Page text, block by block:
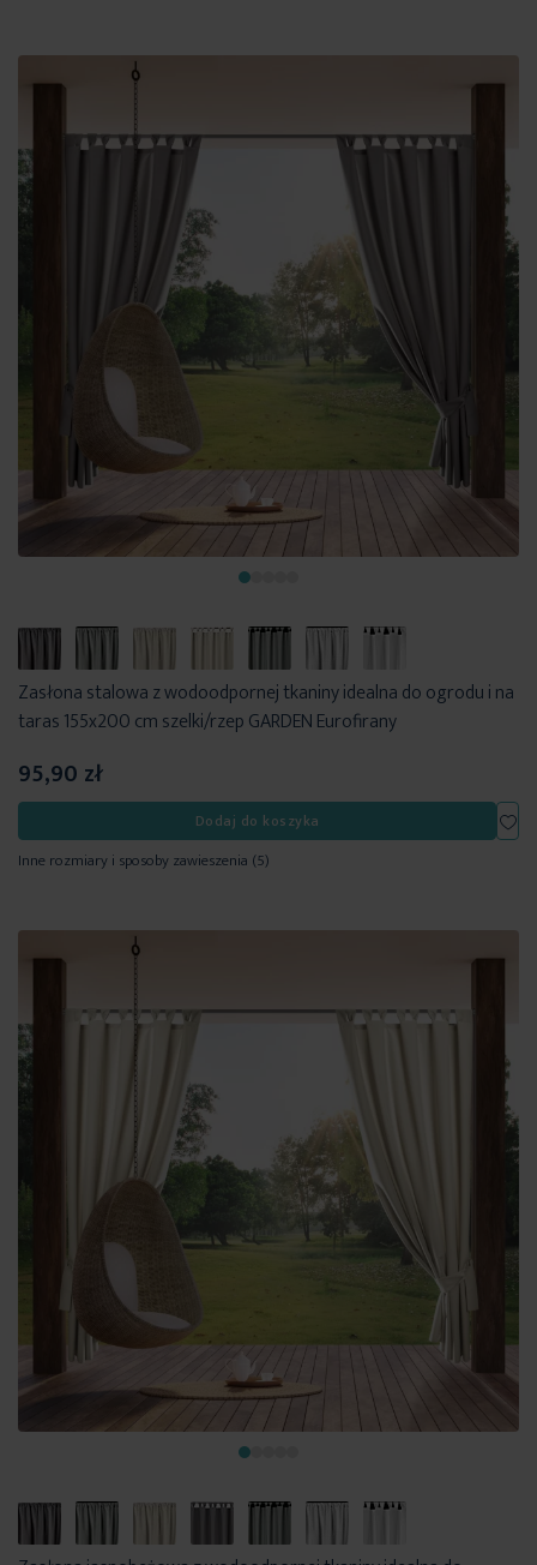
Zasłona stalowa z wodoodpornej tkaniny idealna do ogrodu i na
taras 155x200 cm szelki/rzep GARDEN Eurofirany
95,90 zł
Dodaj do koszyka
Inne rozmiary i sposoby zawieszenia (5)